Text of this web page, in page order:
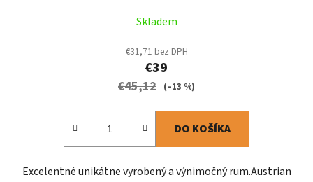
Skladem
€31,71 bez DPH
€39
€45,12 (–13 %)
DO KOŠÍKA
Excelentné unikátne vyrobený a výnimočný rum.Austrian